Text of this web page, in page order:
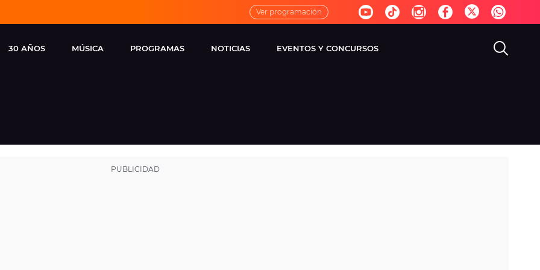
Ver programación
30 AÑOS MÚSICA
FM
PROGRAMAS
VIRALES
NOTICIAS EVENTOS Y CONCURSOS